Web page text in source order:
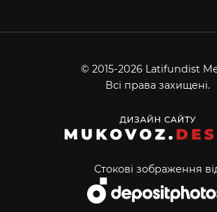
© 2015-2026 Latifundist
Всі права захищені.
Стокові зображення